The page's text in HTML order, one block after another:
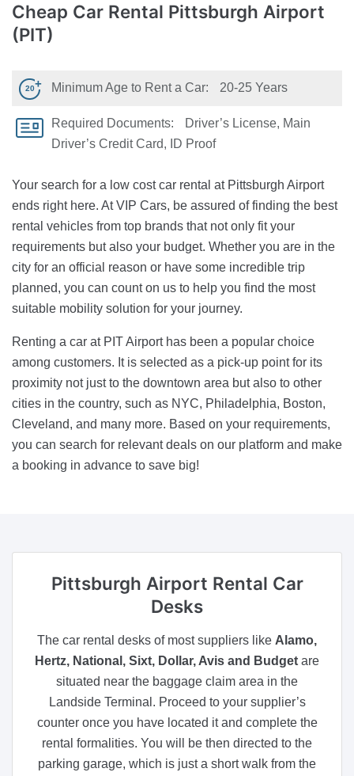
Cheap Car Rental Pittsburgh Airport
(PIT)
Minimum Age to Rent a Car: 20-25 Years
Required Documents:
Driver’s License, Main
Driver’s Credit Card, ID Proof
Your search for a low cost car rental at Pittsburgh Airport
ends right here. At VIP Cars, be assured of finding the best
rental vehicles from top brands that not only fit your
requirements but also your budget. Whether you are in the
city for an official reason or have some incredible trip
planned, you can count on us to help you find the most
suitable mobility solution for your journey.
Renting a car at PIT Airport has been a popular choice
among customers. It is selected as a pick-up point for its
proximity not just to the downtown area but also to other
cities in the country, such as NYC, Philadelphia, Boston,
Cleveland, and many more. Based on your requirements,
you can search for relevant deals on our platform and make
a booking in advance to save big!
Pittsburgh Airport Rental Car
Desks
The car rental desks of most suppliers like Alamo,
Hertz, National, Sixt, Dollar, Avis and Budget are
situated near the baggage claim area in the
Landside Terminal. Proceed to your supplier’s
counter once you have located it and complete the
rental formalities. You will be then directed to the
parking garage, which is just a short walk from the